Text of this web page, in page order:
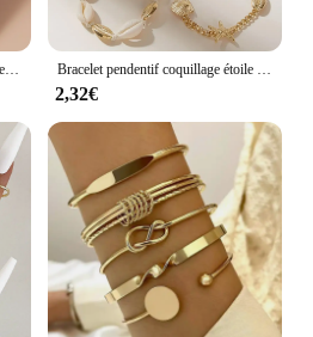
Ensemble de bracelets de promesse Pinky Chia Ship, bracelet assressentipour couple, perle de coeur Shoous, ULélastique, cadeaux du jour de Léon, 2 pièces Bracelet pendentif coquillage étoile de mer pour femme, ensemble de bracelets de luxe, accessoires de vacances à la plage, mode
2,32€